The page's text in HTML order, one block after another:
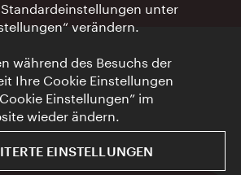
unter
verändern.
während des Besuchs der
Ihre Cookie Einstellungen
Einstellungen” im
wieder ändern.
EINSTELLUNGEN